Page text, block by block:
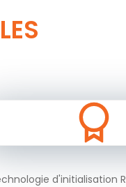
d'initialisation